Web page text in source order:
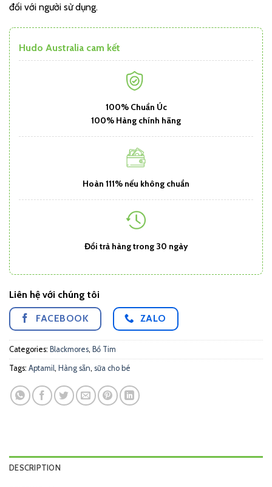
đối với người sử dụng.
Hudo Australia cam kết
100% Chuẩn Úc
100% Hàng chính hãng
Hoàn 111% nếu không chuẩn
Đổi trả hàng trong 30 ngày
Liên hệ với chúng tôi
FACEBOOK ZALO
Categories: Blackmores, Bổ Tim
Tags: Aptamil, Hàng sẵn, sữa cho bé
DESCRIPTION